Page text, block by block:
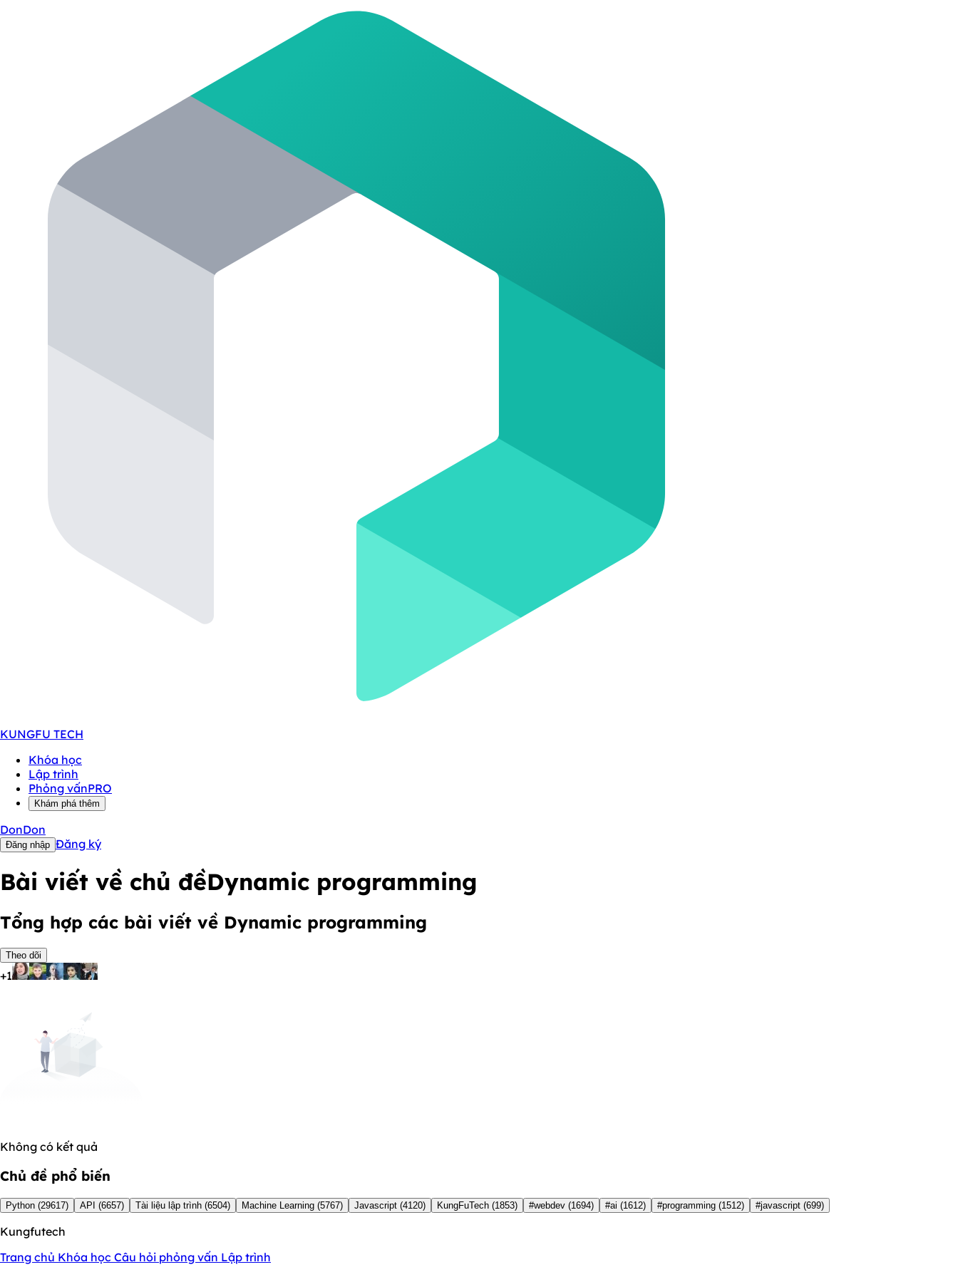
KUNGFU TECH
Khóa học
Lập trình
Phỏng vấnPRO
Khám phá thêm
DonDon
Đăng nhập Đăng ký
Bài viết về chủ đềDynamic programming
Tổng hợp các bài viết về Dynamic programming
Theo dõi
+1
Không có kết quả
Chủ đề phổ biến
Python (29617) API (6657) Tài liệu lập trình (6504) Machine Learning (5767) Javascript (4120) KungFuTech (1853) #webdev (1694) #ai (1612) #programming (1512) #javascript (699)
Kungfutech
Trang chủ Khóa học Câu hỏi phỏng vấn Lập trình